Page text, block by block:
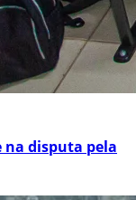
na disputa pela